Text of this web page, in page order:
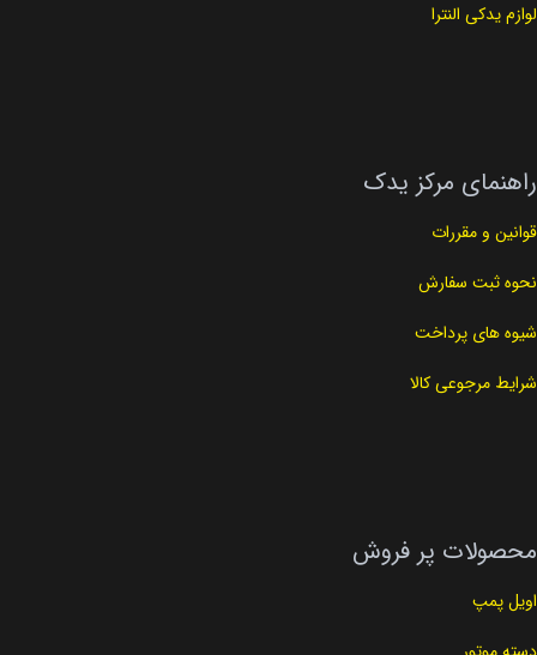
لوازم یدکی النترا
راهنمای مرکز یدک
قوانین و مقررات
نحوه ثبت سفارش
شیوه های پرداخت
شرایط مرجوعی کالا
محصولات پر فروش
اویل پمپ